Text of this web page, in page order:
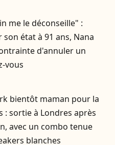
me le déconseille" :
état à 91 ans, Nana
d'annuler un
vous
bientôt maman pour la
: sortie à Londres après
avec un combo tenue
blanches